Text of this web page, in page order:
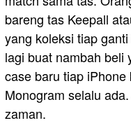
bareng tas Keepall
yang koleksi tiap
lagi buat nambah beli
case baru tiap
Monogram selalu
zaman.